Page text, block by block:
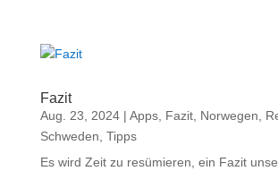
Fazit
Aug. 23, 2024| Apps, Fazit, Norwegen
Schweden Tipps
Es wird Zeit zu resümieren, ein Fazit